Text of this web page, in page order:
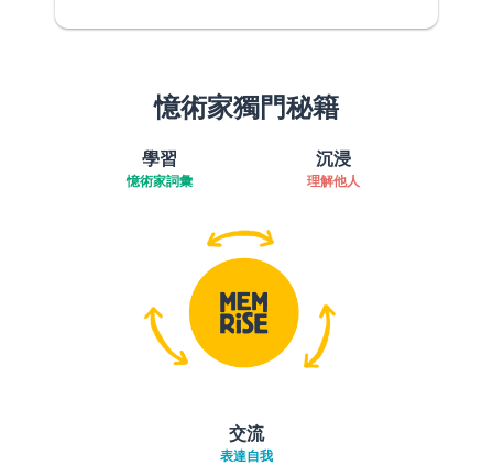
憶術家獨門秘籍
學習
憶術家詞彙
沉浸
理解他人
交流
表達自我